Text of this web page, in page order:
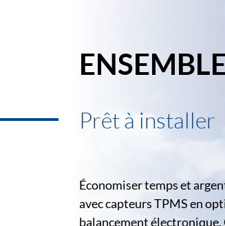
Prêt à installer
Économiser temps et
avec capteurs TPMS en
balancement électronique.